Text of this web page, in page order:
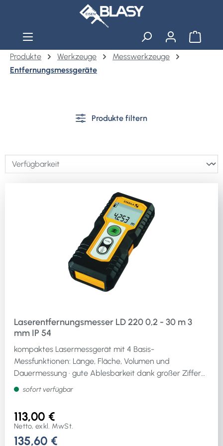
Zum Hauptinhalt springen
Produkte
Werkzeuge
Messwerkzeuge
Entfernungsmessgeräte
Produkte filtern
Laserentfernungsmesser LD 220 0,2 - 30 m 3
mm IP 54
kompaktes Lasermessgerät mit 4 Basis-
Messfunktionen: Länge, Fläche, Volumen und
Dauermessung · gute Ablesbarkeit dank großer Ziffern ·
schlagfestes Gehäuse mit stoßabsorbierendem
Schutzart: IP 54· Laserklasse: 2Lieferumfang:
sofort verfügbar
113,00 €
Netto, exkl. MwSt.
135,60 €